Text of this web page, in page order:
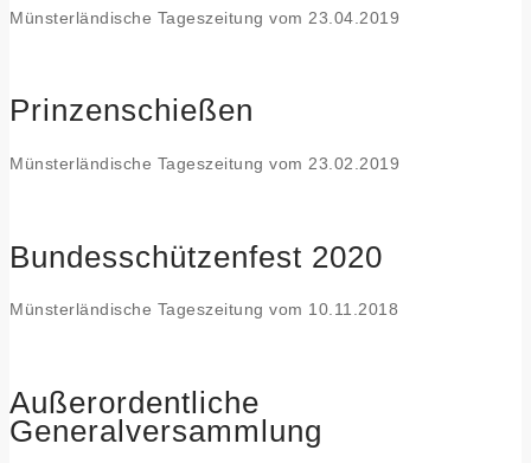
Münsterländische Tageszeitung vom 23.04.2019
Prinzenschießen
Münsterländische Tageszeitung vom 23.02.2019
Bundesschützenfest 2020
Münsterländische Tageszeitung vom 10.11.2018
Außerordentliche
Generalversammlung